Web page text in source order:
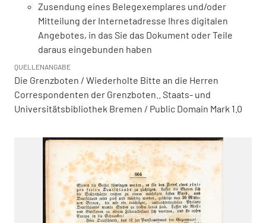
Zusendung eines Belegexemplares und/oder
Mitteilung der Internetadresse Ihres digitalen
Angebotes, in das Sie das Dokument oder Teile
daraus eingebunden haben
QUELLENANGABE
Die Grenzboten / Wiederholte Bitte an die Herren
Correspondenten der Grenzboten.. Staats- und
Universitätsbibliothek Bremen / Public Domain Mark 1.0